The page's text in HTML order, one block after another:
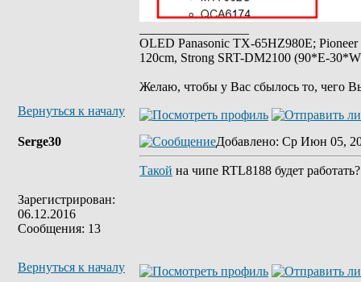
OLED Panasonic TX-65HZ980E;
120cm, Strong SRT-DM2100 (90*E-
Желаю, чтобы у Вас сбылось то, чего
Вернуться к началу
Serge30
Зарегистрирован:
06.12.2016
Сообщения: 13
Добавлено: Ср Июн 05,
Такой на чипе RTL8188 будет работать?
Вернуться к началу